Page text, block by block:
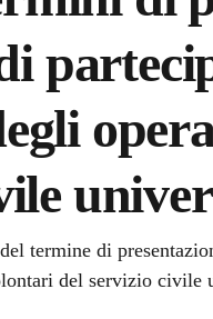
notizia
termine di
del servizio civile